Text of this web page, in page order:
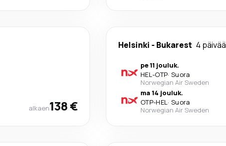
alkaen138 €
Helsinki - Bukarest 4 päivää
pe 11 jouluk.
HEL-OTP· Suora
Norwegian Air Sweden
ma 14 jouluk.
OTP-HEL· Suora
Norwegian Air Sweden